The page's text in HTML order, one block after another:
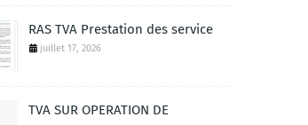
RAS TVA Prestation des service
juillet 17, 2026
TVA SUR OPERATION DE